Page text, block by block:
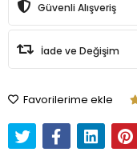
Güvenli Alışveriş
İade ve Değişim
Favorilerime ekle